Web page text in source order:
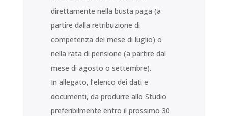
direttamente nella busta paga (a
partire dalla retribuzione di
competenza del mese di luglio) o
nella rata di pensione (a partire dal
mese di agosto o settembre).
In allegato, l’elenco dei dati e
documenti, da produrre allo Studio
preferibilmente entro il prossimo 30